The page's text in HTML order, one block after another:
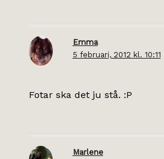
Emma
5 februari, 2012 kl. 10:11
Fotar ska det ju stå. :P
Marlene